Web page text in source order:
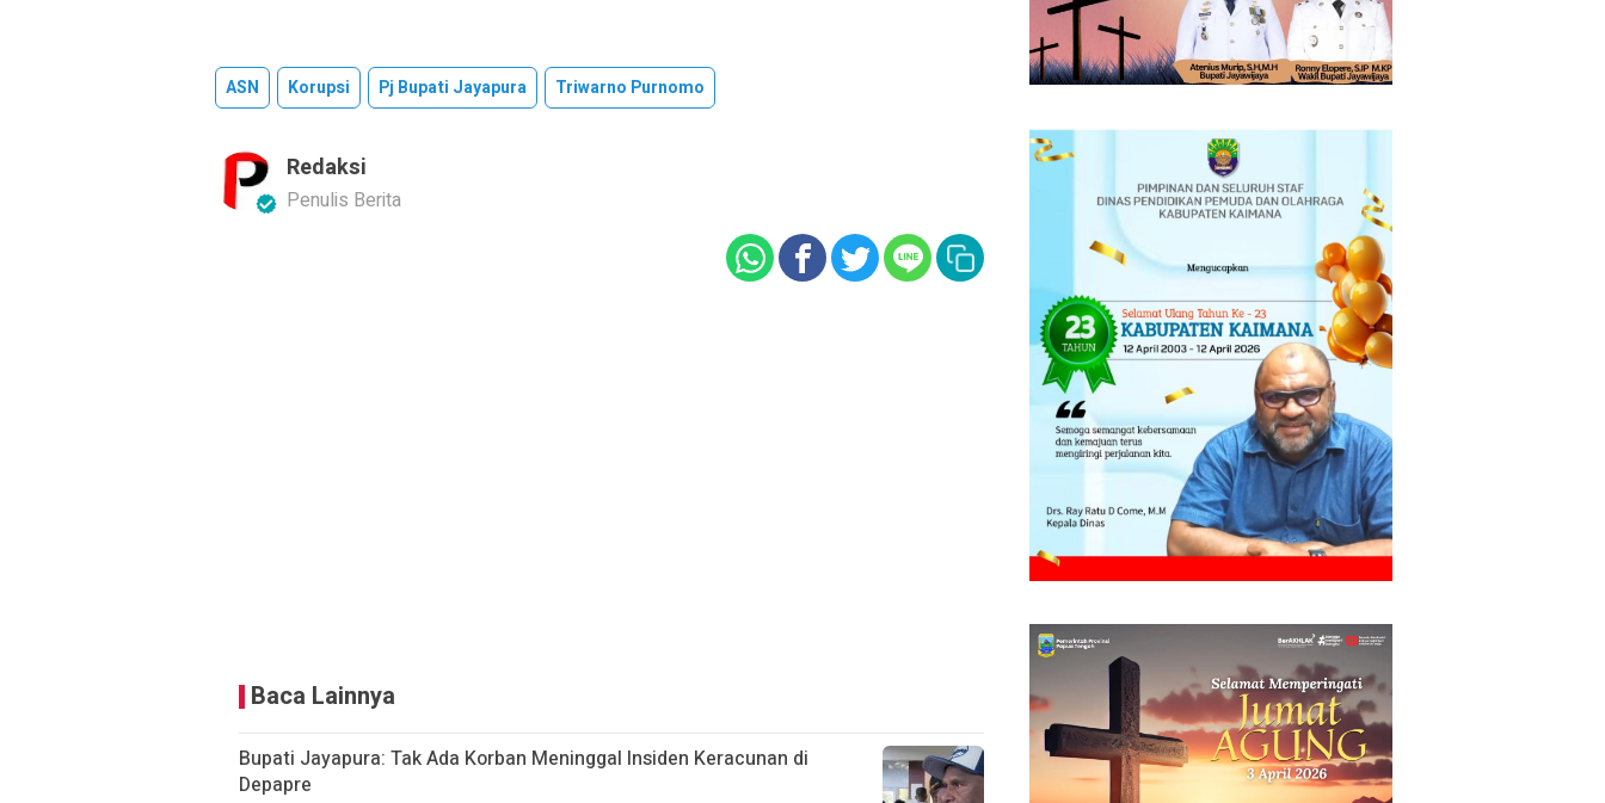
ASN Korupsi Pj Bupati Jayapura Triwarno Purnomo
Redaksi
Penulis Berita
Baca Lainnya
Bupati Jayapura: Tak Ada Korban Meninggal Insiden Keracunan di
Depapre